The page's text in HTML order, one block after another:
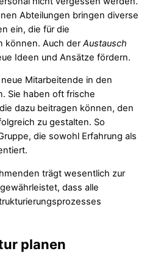
Abteilungen bringen diverse
ein, die für die
können. Auch der Austausch
Ideen und Ansätze fördern.
Mitarbeitende in den
Sie haben oft frische
dazu beitragen können, den
zu gestalten. So
die sowohl Erfahrung als
trägt wesentlich zur
dass alle
planen